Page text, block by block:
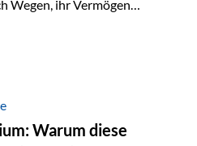
Wegen, ihr Vermögen
hier rücken reale und
derzeit eine
als monetärer Wertspeicher.
Zentralbanken, geopolitische
Warum diese